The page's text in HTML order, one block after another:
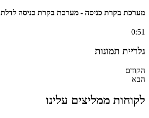
מערכת בקרת כניסה - מערכת בקרת כניסה לדלת 2023 - ג'ינט
0:51
גלריית תמונות
הקודם
הבא
לקוחות ממליצים עלינו